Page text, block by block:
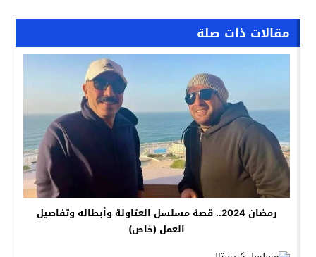
مقالات ذات صلة
رمضان 2024.. قصة مسلسل العتاولة وأبطاله وتفاصيل
العمل (خاص)